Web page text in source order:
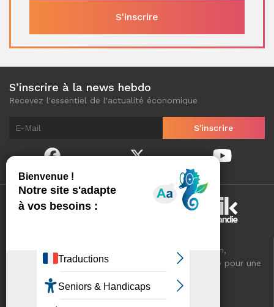
S’inscrire à la news hebdo
Recevez l'essentiel de l'actualité économique
Normandinamik sélectionne pour vous, au quotidien,
l'essentiel de l'actualité économique de Normandie pour une